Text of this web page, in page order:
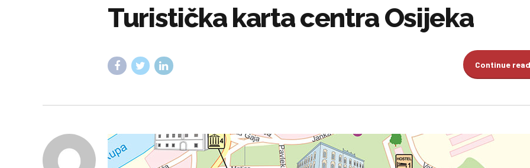
Turistička karta centra Osijeka
Continue